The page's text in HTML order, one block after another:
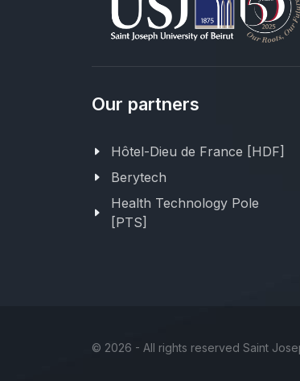
Our partners
Hôtel-Dieu de France [HDF]
Berytech
Health Technology Pole
[PTS]
© 2026 - All rights reserved Saint